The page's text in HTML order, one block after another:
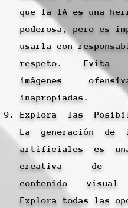
que la IA es una
poderosa, pero es
usarla con
respeto. Evita
imágenes
inapropiadas.
Explora las
La generación de
artificiales es
creativa de
contenido visual
Explora todas las